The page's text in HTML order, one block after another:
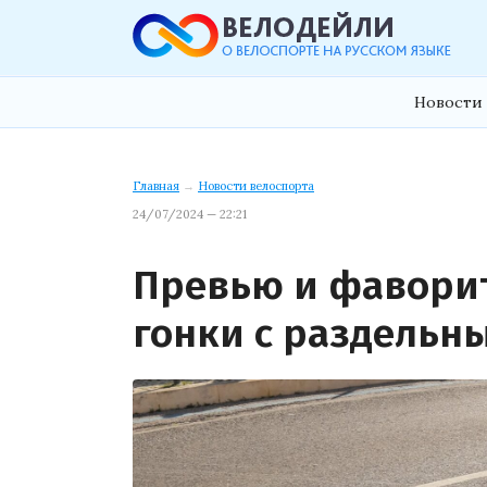
Новости
Главная → Новости велоспорта
24/07/2024 — 22:21
Превью и
гонки с